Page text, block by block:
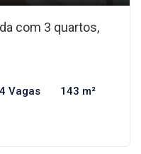
com 3 quartos,
4 Vagas 143 m²